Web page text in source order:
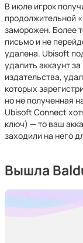
В июле игрок
продолжительной
заморожен. Более
письмо и не
удалена. Ubisoft
удалить аккаунт
издательства,
которых
но не полученная
Ubisoft Connect
ключ) — то ваш
заходили на него
Вышла